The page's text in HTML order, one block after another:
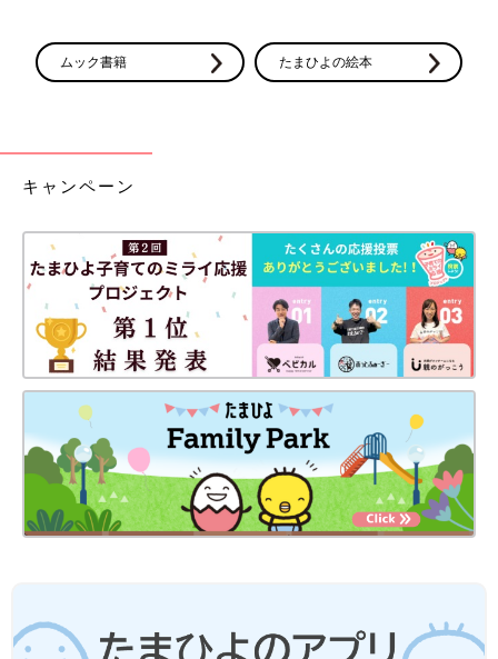
ムック書籍 たまひよの絵本
キャンペーン